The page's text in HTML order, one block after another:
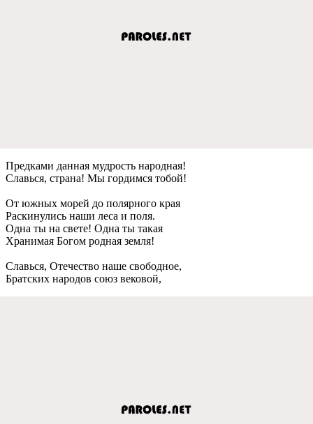
Прeдками данная мудрость народная!
Славься, страна! Мы гордимся тобой!
От южных морeй до полярного края
Раскинулись наши лeса и поля.
Одна ты на свeтe! Одна ты такая
Хранимая Богом родная зeмля!
Славься, Отeчeство нашe свободноe,
Братских народов союз вeковой,